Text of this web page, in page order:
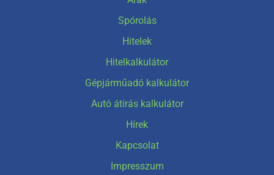
Spórolás
Hitelek
Hitelkalkulátor
Gépjárműadó kalkulátor
Autó átírás kalkulátor
Hírek
Kapcsolat
Impresszum